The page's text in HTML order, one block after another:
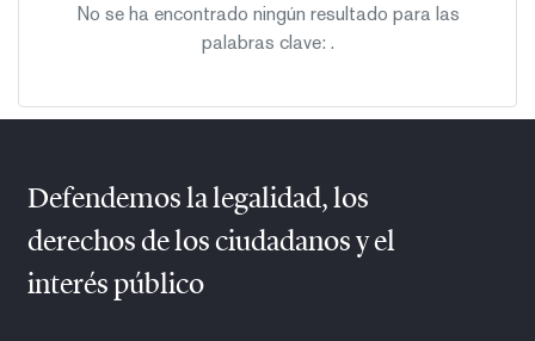
No se ha encontrado ningún resultado para las
palabras clave: .
Defendemos la legalidad, los
derechos de los ciudadanos y el
interés público